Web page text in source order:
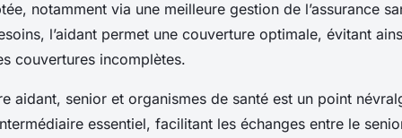
notamment via une meilleure gestion de l’assurance
l’aidant permet une couverture optimale, évitant
couvertures incomplètes.
aidant, senior et organismes de santé est un point
essentiel, facilitant les échanges entre le